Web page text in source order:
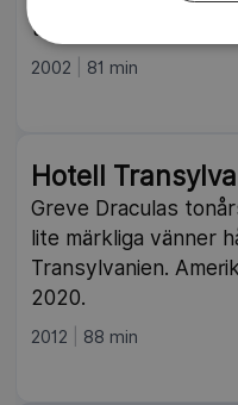
tiger. Amerikansk
2002 81 min
Hotell
Greve Draculas
lite märkliga vänner
Transylvanien.
2020.
2012 88 min